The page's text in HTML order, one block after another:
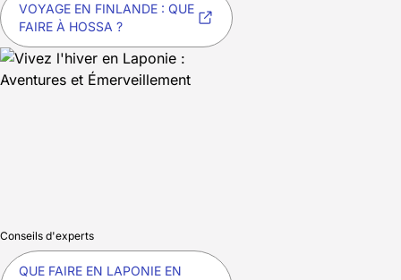
VOYAGE EN FINLANDE : QUE
FAIRE À HOSSA ?
Conseils d'experts
QUE FAIRE EN LAPONIE EN